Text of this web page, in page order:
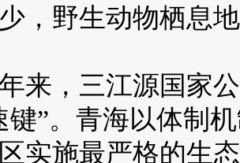
，野生动物栖息
，三江源国家公
键”。青海以体制
实施最严格的生